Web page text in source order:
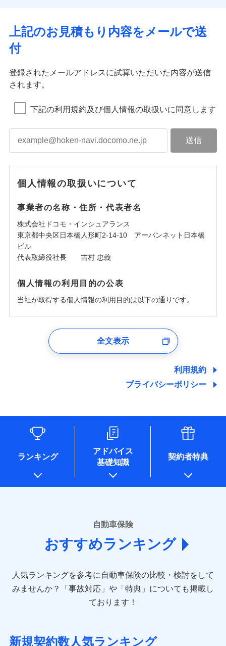
上記のお見積もり内容をメールで送
付
登録されたメールアドレスに試算いただいた内容が送信
されます。
下記の利用規約及び個人情報の取扱いに同意します
個人情報の取扱いについて
事業者の名称・住所・代表者名
株式会社ドコモ・インシュアランス
東京都中央区日本橋人形町2-14-10 アーバンネット日本橋
ビル
代表取締役社長 吉村 忠義
個人情報の利用目的の公表
当社が取得する個人情報の利用目的は以下の通りです。
ユーザー登録受付および、管理のため
しくは委託を受けている保険会社・提携会社の保険その他に
関する情報を提供し、金融商品等の契約を勧奨するため、ま
た維持管理等の委託業務遂行のため、またそれらに付帯、関
情報を取引のある他の保険会社の商品・サービスをご提案す
るために利用させていただくことがあります。）
各種セミナーの開催のため
コンサルティングサービスの実施のため
アンケートやキャンペーン等の実施のため
上記に係る案内・手続き・管理等付帯業務を行うため
* 当社が委託を受けている保険会社の情報は、保険会社のホ
ームページに掲載しておりますので、ご確認ください。
あいおいニッセイ同和損害保険株式会社
(https://www.aioinissaydowa.co.jp/)
アクサ損害保険株式会社 (https://www.axa-
direct.co.jp/)
sompo.co.jp/)
東京海上ダイレクト損害保険株式会社 (https://www.e-
AIG損害保険株式会社 (https://www.aig.co.jp/sonpo)
ジェイアイ傷害火災保険株式会社
全文表示
利用規約
プライバシーポリシー
ランキング
アドバイス
基礎知識
契約者特典
自動車保険
おすすめランキング
人気ランキングを参考に自動車保険の比較・検討をして
みませんか？
「事故対応」や「特典」についても掲載し
ております！
新規契約数人気ランキング